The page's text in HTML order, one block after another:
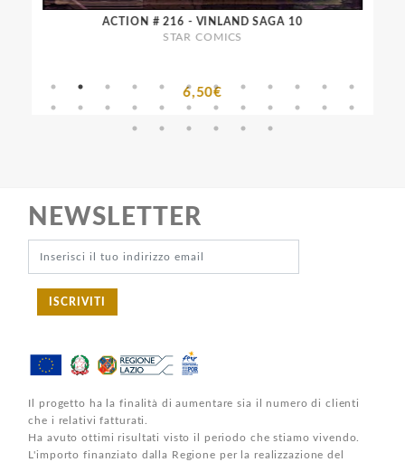
ACTION # 216 - VINLAND SAGA 10
STAR COMICS
6,50€
NEWSLETTER
ISCRIVITI
Il progetto ha la finalità di aumentare sia il numero di clienti
che i relativi fatturati.
Ha avuto ottimi risultati visto il periodo che stiamo vivendo.
L'importo finanziato dalla Regione per la realizzazione del